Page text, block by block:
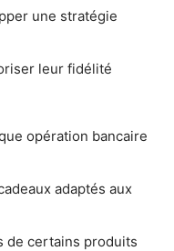
une stratégie
leur fidélité
opération bancaire
adaptés aux
de certains produits